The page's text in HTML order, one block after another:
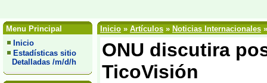
Menu Principal
Inicio
Estadísticas sitio
Detalladas /m/d/h
Inicio » Artículos » Noticias Internacionales
ONU discutira
TicoVisión